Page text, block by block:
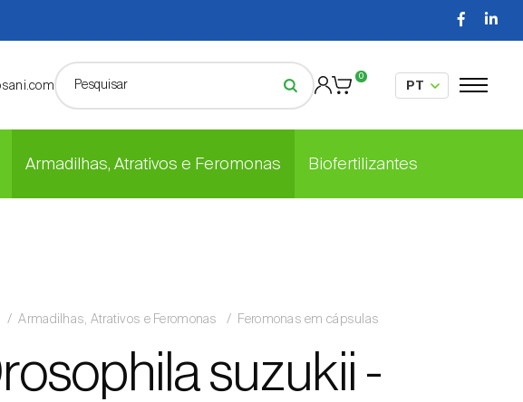
0
Armadilhas, Atrativos e Feromonas Biofertilizantes
Armadilhas, Atrativos e Feromonas Feromonas em cápsulas
suzukii -